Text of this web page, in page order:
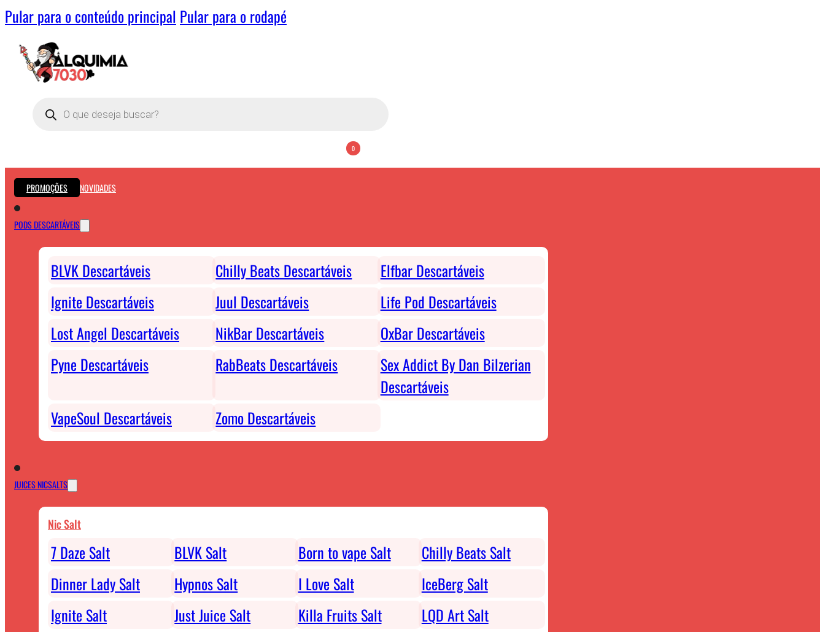
Pular para o conteúdo principal Pular para o rodapé
Pesquisar
produtos
0
PROMOÇÕES NOVIDADES
PODS DESCARTÁVEIS
BLVK Descartáveis Chilly Beats Descartáveis
Elfbar Descartáveis
Ignite Descartáveis
Juul Descartáveis
Life Pod Descartáveis
Lost Angel Descartáveis
NikBar Descartáveis
OxBar Descartáveis
Pyne Descartáveis
RabBeats Descartáveis
Sex Addict By Dan Bilzerian
Descartáveis
VapeSoul Descartáveis
Zomo Descartáveis
JUICES NICSALTS
Nic Salt
7 Daze Salt BLVK Salt Born to vape Salt
Chilly Beats Salt
Dinner Lady Salt
Hypnos Salt I Love Salt
IceBerg Salt
Ignite Salt
Just Juice Salt Killa Fruits Salt
LQD Art Salt